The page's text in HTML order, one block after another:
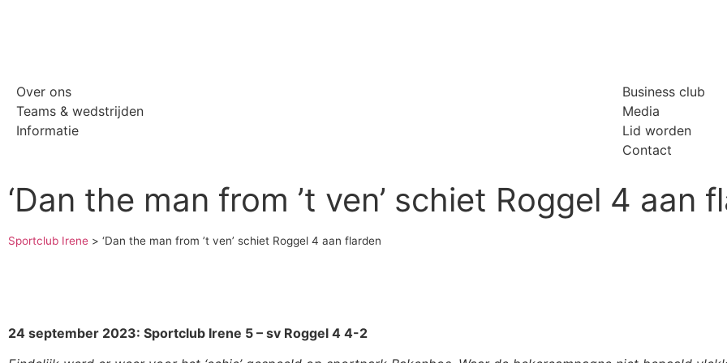
Over ons
Teams & wedstrijden
Informatie
Business club
Media
Lid worden
Contact
‘Dan the man from ’t ven’ schiet Roggel 4 aan
Sportclub Irene > ‘Dan the man from ’t ven’ schiet Roggel 4 aan flarden
24 september 2023: Sportclub Irene 5 – sv Roggel 4 4-2